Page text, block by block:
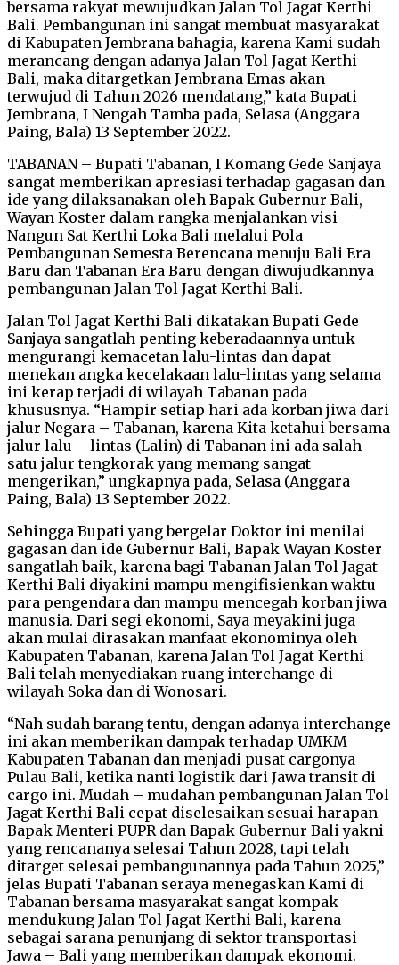
bersama rakyat mewujudkan Jalan Tol Jagat Kerthi
Bali. Pembangunan ini sangat membuat masyarakat
di Kabupaten Jembrana bahagia, karena Kami sudah
merancang dengan adanya Jalan Tol Jagat Kerthi
Bali, maka ditargetkan Jembrana Emas akan
terwujud di Tahun 2026 mendatang,” kata Bupati
Jembrana, I Nengah Tamba pada, Selasa (Anggara
Paing, Bala) 13 September 2022.
TABANAN – Bupati Tabanan, I Komang Gede Sanjaya
sangat memberikan apresiasi terhadap gagasan dan
ide yang dilaksanakan oleh Bapak Gubernur Bali,
Wayan Koster dalam rangka menjalankan visi
Nangun Sat Kerthi Loka Bali melalui Pola
Pembangunan Semesta Berencana menuju Bali Era
Baru dan Tabanan Era Baru dengan diwujudkannya
pembangunan Jalan Tol Jagat Kerthi Bali.
Jalan Tol Jagat Kerthi Bali dikatakan Bupati Gede
Sanjaya sangatlah penting keberadaannya untuk
mengurangi kemacetan lalu-lintas dan dapat
menekan angka kecelakaan lalu-lintas yang selama
ini kerap terjadi di wilayah Tabanan pada
khususnya. “Hampir setiap hari ada korban jiwa dari
jalur Negara – Tabanan, karena Kita ketahui bersama
jalur lalu – lintas (Lalin) di Tabanan ini ada salah
satu jalur tengkorak yang memang sangat
mengerikan,” ungkapnya pada, Selasa (Anggara
Paing, Bala) 13 September 2022.
Sehingga Bupati yang bergelar Doktor ini menilai
gagasan dan ide Gubernur Bali, Bapak Wayan Koster
sangatlah baik, karena bagi Tabanan Jalan Tol Jagat
Kerthi Bali diyakini mampu mengifisienkan waktu
para pengendara dan mampu mencegah korban jiwa
manusia. Dari segi ekonomi, Saya meyakini juga
akan mulai dirasakan manfaat ekonominya oleh
Kabupaten Tabanan, karena Jalan Tol Jagat Kerthi
Bali telah menyediakan ruang interchange di
wilayah Soka dan di Wonosari.
“Nah sudah barang tentu, dengan adanya interchange
ini akan memberikan dampak terhadap UMKM
Kabupaten Tabanan dan menjadi pusat cargonya
Pulau Bali, ketika nanti logistik dari Jawa transit di
cargo ini. Mudah – mudahan pembangunan Jalan Tol
Jagat Kerthi Bali cepat diselesaikan sesuai harapan
Bapak Menteri PUPR dan Bapak Gubernur Bali yakni
yang rencananya selesai Tahun 2028, tapi telah
ditarget selesai pembangunannya pada Tahun 2025,”
jelas Bupati Tabanan seraya menegaskan Kami di
Tabanan bersama masyarakat sangat kompak
mendukung Jalan Tol Jagat Kerthi Bali, karena
sebagai sarana penunjang di sektor transportasi
Jawa – Bali yang memberikan dampak ekonomi.